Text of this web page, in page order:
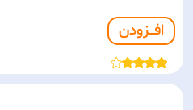
افـــزودن